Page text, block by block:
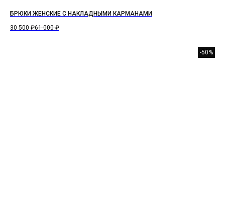
БРЮКИ ЖЕНСКИЕ С НАКЛАДНЫМИ КАРМАНАМИ
30 500 ₽61 000 ₽
-50%